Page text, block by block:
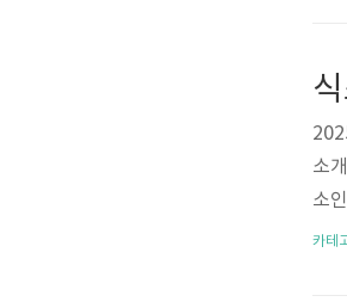
방
소
소
마
카테